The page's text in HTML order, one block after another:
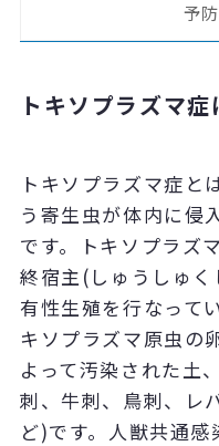
予
トキソプラズマ
トキソプラズマ症と
う寄生虫が体内に侵
です。トキソプラズ
終宿主(しゅうしゅ
有性生殖を行なって
キソプラズマ原虫の
よって汚染された土
刺、牛刺、鳥刺、レ
ど)です。人獣共通